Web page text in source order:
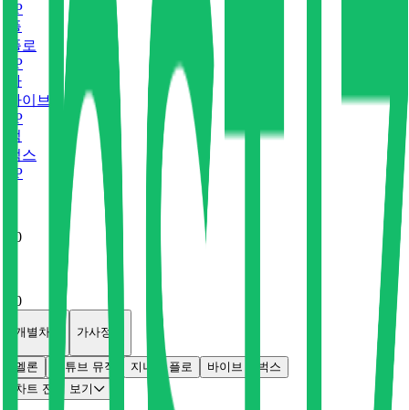
P
플
플로
P
바
바이브
P
벅
벅스
P
0
0
개별차트 가사정보
멜론 유튜브 뮤직 지니 플로 바이브
벅스
차트 전체 보기